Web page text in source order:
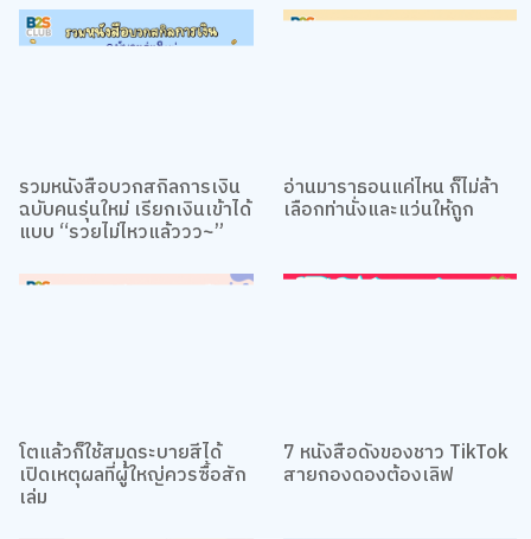
รวมหนังสือบวกสกิลการเงิน
ฉบับคนรุ่นใหม่ เรียกเงินเข้าได้
แบบ “รวยไม่ไหวแล้ววว~”
อ่านมาราธอนแค่ไหน ก็ไม่ล้า
เลือกท่านั่งและแว่นให้ถูก
โตแล้วก็ใช้สมุดระบายสีได้
เปิดเหตุผลที่ผู้ใหญ่ควรซื้อสัก
เล่ม
7 หนังสือดังของชาว TikTok
สายกองดองต้องเลิฟ